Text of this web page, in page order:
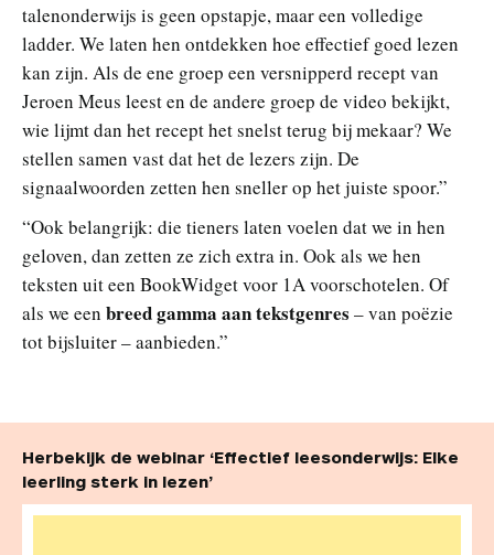
talenonderwijs is geen opstapje, maar een volledige
ladder. We laten hen ontdekken hoe effectief goed lezen
kan zijn. Als de ene groep een versnipperd recept van
Jeroen Meus leest en de andere groep de video bekijkt,
wie lijmt dan het recept het snelst terug bij mekaar? We
stellen samen vast dat het de lezers zijn. De
signaalwoorden zetten hen sneller op het juiste spoor.”
“Ook belangrijk: die tieners laten voelen dat we in hen
geloven, dan zetten ze zich extra in. Ook als we hen
teksten uit een BookWidget voor 1A voorschotelen. Of
als we een breed gamma aan tekstgenres – van poëzie
tot bijsluiter – aanbieden.”
Herbekijk de webinar ‘Effectief leesonderwijs: Elke
leerling sterk in lezen’